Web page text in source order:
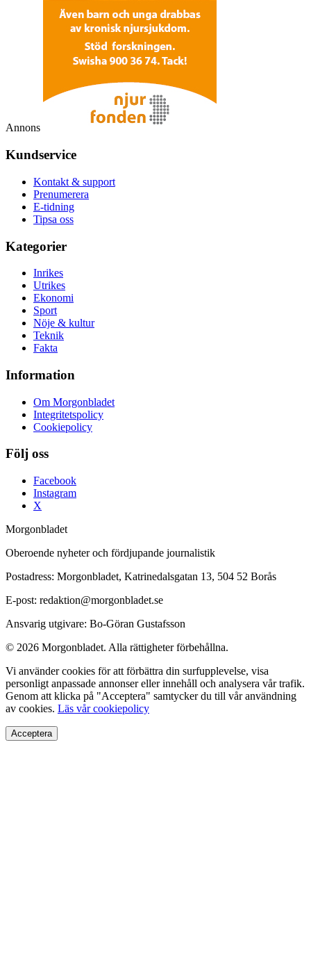
Annons
Kundservice
Kontakt & support
Prenumerera
E-tidning
Tipsa oss
Kategorier
Inrikes
Utrikes
Ekonomi
Sport
Nöje & kultur
Teknik
Fakta
Information
Om Morgonbladet
Integritetspolicy
Cookiepolicy
Följ oss
Facebook
Instagram
X
Morgonbladet
Oberoende nyheter och fördjupande journalistik
Postadress: Morgonbladet, Katrinedalsgatan 13, 504 52 Borås
E-post: redaktion@morgonbladet.se
Ansvarig utgivare: Bo-Göran Gustafsson
© 2026 Morgonbladet. Alla rättigheter förbehållna.
Vi använder cookies för att förbättra din surfupplevelse, visa
personligt anpassade annonser eller innehåll och analysera vår trafik.
Genom att klicka på "Acceptera" samtycker du till vår användning
av cookies. Läs vår cookiepolicy
Acceptera